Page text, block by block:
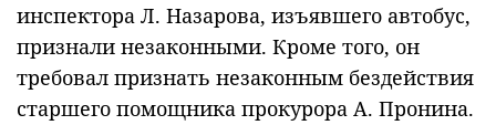
инспектора Л. Назарова, изъявшего автобус,
признали незаконными. Кроме того, он
требовал признать незаконным бездействия
старшего помощника прокурора А. Пронина.